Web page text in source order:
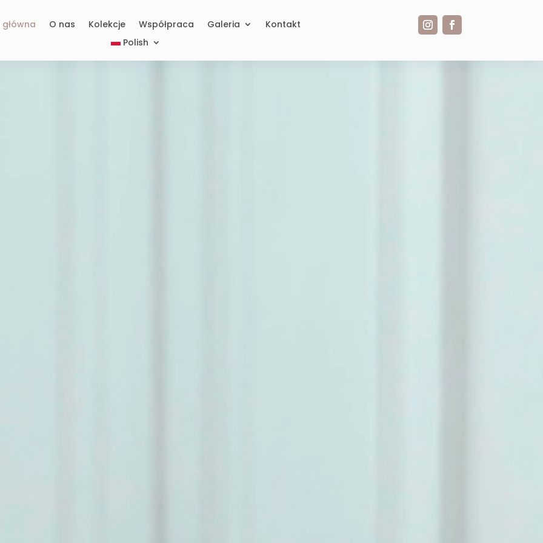
O nas Kolekcje Współpraca Galeria
Kontakt
Polish